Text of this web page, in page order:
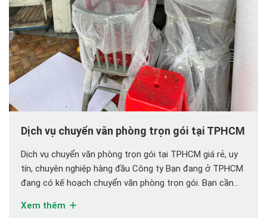
Dịch vụ chuyển văn phòng trọn gói tại TPHCM
Dịch vụ chuyển văn phòng trọn gói tại TPHCM giá rẻ, uy
tín, chuyên nghiệp hàng đầu Công ty Bạn đang ở TPHCM
đang có kế hoạch chuyển văn phòng trọn gói. Bạn cần
giá rẻ. Hãy đến với chúng tôi, Vận tải LÊ […]
Xem thêm